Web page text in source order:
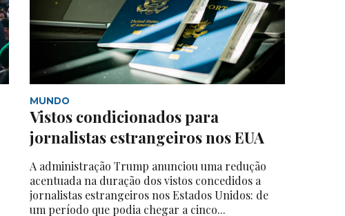
MUNDO
Vistos condicionados para
jornalistas estrangeiros nos EUA
A administração Trump anunciou uma redução
acentuada na duração dos vistos concedidos a
jornalistas estrangeiros nos Estados Unidos: de
um período que podia chegar a cinco...